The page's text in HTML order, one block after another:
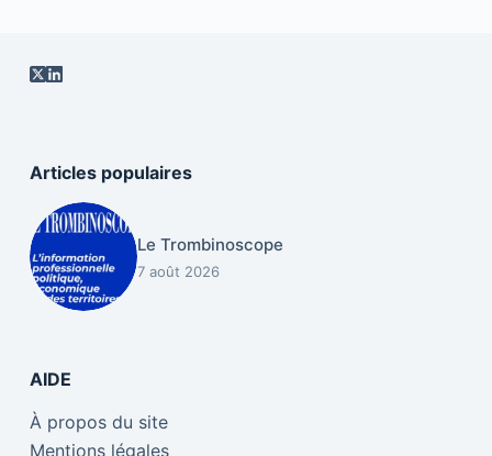
Articles populaires
Le Trombinoscope
7 août 2026
AIDE
À propos du site
Mentions légales